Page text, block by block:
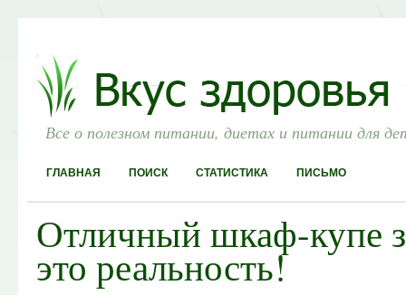
Все о полезном питании, диетах и питании для
ГЛАВНАЯ ПОИСК СТАТИСТИКА ПИСЬМО
Отличный шкаф-купе
это реальность!